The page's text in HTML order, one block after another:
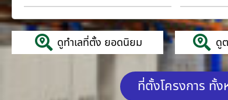
ดูทำเลที่ตั้ง ยอดนิยม ดู
ที่ตั้งโครงการ ทั้